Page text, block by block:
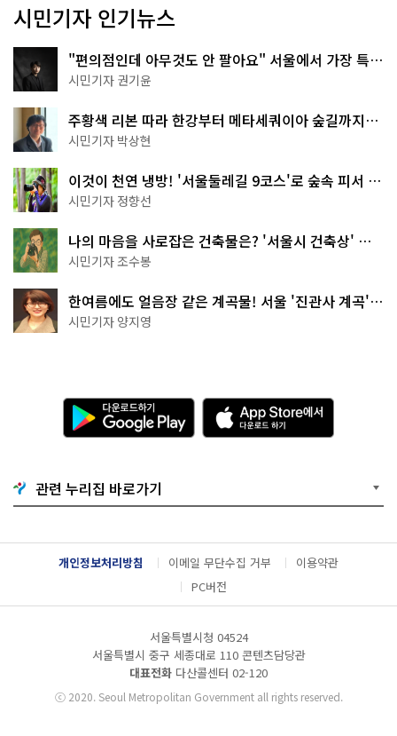
시민기자 인기뉴스
"편의점인데 아무것도 안 팔아요" 서울에서 가장 특별
한 편의점의 정체
시민기자 권기윤
주황색 리본 따라 한강부터 메타세쿼이아 숲길까지…
서울둘레길 15코스
시민기자 박상현
이것이 천연 냉방! '서울둘레길 9코스'로 숲속 피서 떠
나볼까
시민기자 정향선
나의 마음을 사로잡은 건축물은? '서울시 건축상' 수
상작 공개!
시민기자 조수봉
한여름에도 얼음장 같은 계곡물! 서울 '진관사 계곡'이
천국이네~
시민기자 양지영
다
운
로
기
G
o
g
l
e
A
p
p
e
서
다
운
관련 누리집 바로가기
개인정보처리방침 이메일 무단수집 거부
이용약관
PC버전
서울특별시청 04524
서울특별시 중구 세종대로 110 콘텐츠담당관
대표전화 다산콜센터 02-120
ⓒ2020. Seoul Metropolitan Government all rights reserved.